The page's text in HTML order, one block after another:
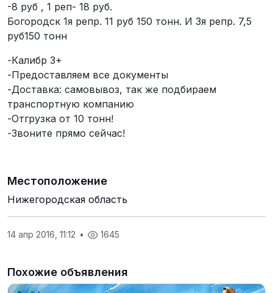
-8 руб , 1 реп- 18 руб.
Богородск 1я репр. 11 руб 150 тонн. И 3я репр. 7,5
руб150 тонн
-Калибр 3+
-Предоставляем все документы
-Доставка: самовывоз, так же подбираем
транспортную компанию
-Отгрузка от 10 тонн!
-Звоните прямо сейчас!
Местоположение
Нижегородская область
14 апр 2016, 11:12 • 1645
Похожие объявления